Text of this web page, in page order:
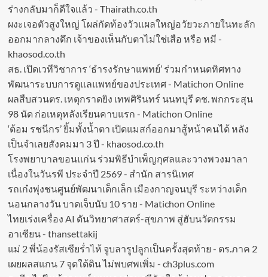
ร่างกลับมาก็ดีใจแล้ว - Thairath.co.th
ผงะเจอตัวสูงใหญ่ โผล่กัดท้องวัวแผลใหญ่อวัยวะภายในทะลัก
ออกมากลางดึก เจ้าของเห็นกับตาไม่ใช่เสือ หรือ หมี -
khaosod.co.th
สธ. เปิดเวทีวิชาการ ‘ธำรงรักษาแพทย์’ ร่วมกำหนดทิศทาง
พัฒนาระบบการดูแลแพทย์ของประเทศ - Matichon Online
ผลสืบสวนตร. เหตุกราดยิง เทพศิรินทร์ นนทบุรี ดช. พกกระสุน
98 นัด ก่อเหตุหลังเรียนคาบแรก - Matichon Online
‘ต้อม รชนีกร’ ยิ้มทั้งน้ำตา เปิดแมสก์ออกมาสู้หน้าคนได้ หลัง
เป็นจำเลยสังคมมา 3 ปี - khaosod.co.th
โรงพยาบาลขอนแก่น ร่วมพิธีบำเพ็ญกุศลและวางพวงมาลา
เนื่องในวันรพี ประจำปี 2569 - สำนัก สารนิเทศ
รถเก๋งพุ่งชนศูนย์พัฒนาเด็กเล็ก เมืองกาญจนบุรี ระหว่างเด็ก
นอนกลางวัน บาดเจ็บนับ 10 ราย - Matichon Online
ไทยเร่งเครื่อง AI ดันวิทยาศาสตร์-สุขภาพ สู่ฮับนวัตกรรม
อาเซียน - thansettakij
แม่ 2 พี่น้องรัสเซียร่ำไห้ จูบลารูปลูกเป็นครั้งสุดท้าย - ตร.ภาค 2
เผยผลสแกน 7 จุดใต้ดิน ไม่พบศพเพิ่ม - ch3plus.com